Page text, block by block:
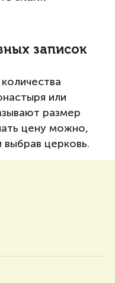
записок
или
размер
цену можно,
церковь.